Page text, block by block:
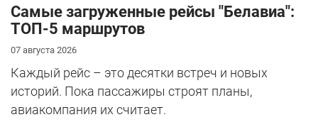
Самые загруженные рейсы "Белавиа":
ТОП-5 маршрутов
07 августа 2026
Каждый рейс – это десятки встреч и новых
историй. Пока пассажиры строят планы,
авиакомпания их считает.